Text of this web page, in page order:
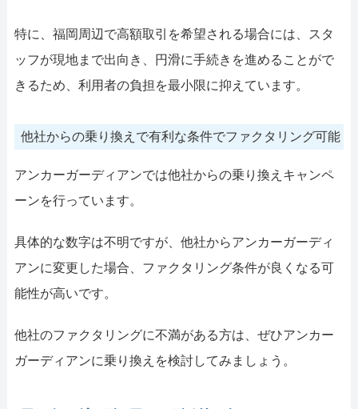
特に、福岡周辺で高額取引を希望される場合には、スタ
ッフが現地まで出向き、円滑に手続きを進めることがで
きるため、利用者の負担を最小限に抑えています。
他社からの乗り換えで有利な条件でファクタリング可能
アンカーガーディアンでは他社からの乗り換えキャンペ
ーンを行っています。
具体的な数字は不明ですが、他社からアンカーガーディ
アンに変更した場合、ファクタリング条件が良くなる可
能性が高いです。
他社のファクタリングに不満がある方は、ぜひアンカー
ガーディアンに乗り換えを検討してみましょう。